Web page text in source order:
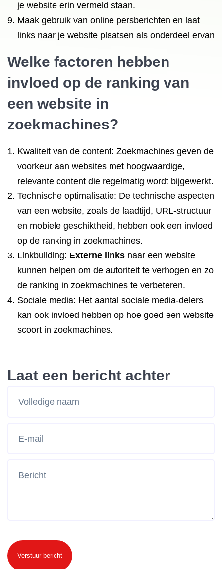
je website erin vermeld staan.
Maak gebruik van online persberichten en laat
links naar je website plaatsen als onderdeel ervan
Welke factoren hebben
invloed op de ranking van
een website in
zoekmachines?
Kwaliteit van de content: Zoekmachines geven de
voorkeur aan websites met hoogwaardige,
relevante content die regelmatig wordt bijgewerkt.
Technische optimalisatie: De technische aspecten
van een website, zoals de laadtijd, URL-structuur
en mobiele geschiktheid, hebben ook een invloed
op de ranking in zoekmachines.
Linkbuilding: Externe links naar een website
kunnen helpen om de autoriteit te verhogen en zo
de ranking in zoekmachines te verbeteren.
Sociale media: Het aantal sociale media-delers
kan ook invloed hebben op hoe goed een website
scoort in zoekmachines.
Laat een bericht achter
Verstuur bericht